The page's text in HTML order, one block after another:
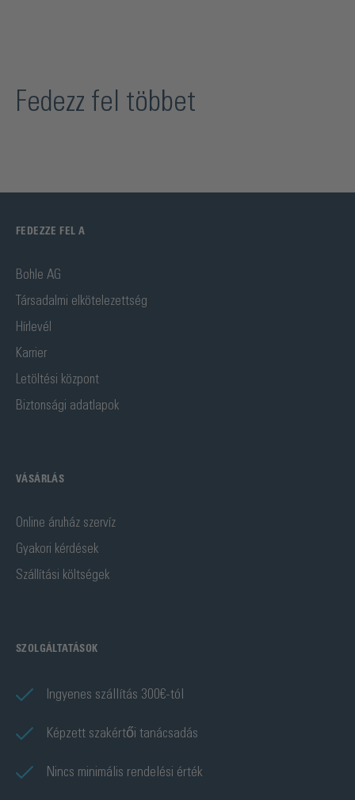
Fedezz fel többet
FEDEZZE FEL A
Bohle AG
Társadalmi elkötelezettség
Hírlevél
Karrier
Letöltési központ
Biztonsági adatlapok
VÁSÁRLÁS
Online áruház szervíz
Gyakori kérdések
Szállítási költségek
SZOLGÁLTATÁSOK
Ingyenes szállítás 300€-tól
Képzett szakértői tanácsadás
Nincs minimális rendelési érték